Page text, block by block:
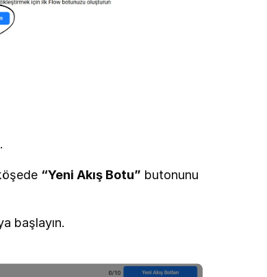
“Yeni Akış Botu” butonunu
başlayın.